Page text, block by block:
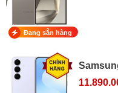
Đang sẵn hàng